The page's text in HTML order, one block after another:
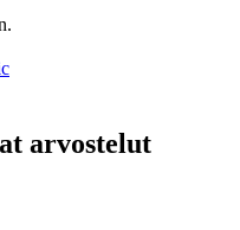
arvostelut